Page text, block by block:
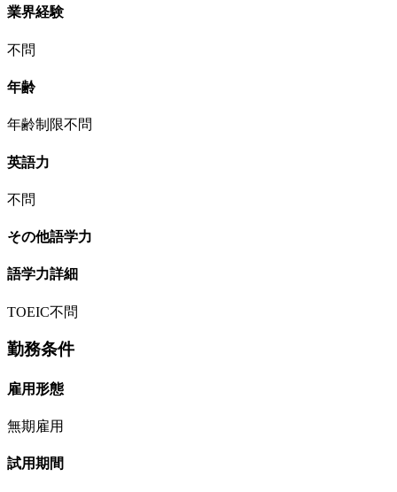
業界経験
不問
年齢
年齢制限不問
英語力
不問
その他語学力
語学力詳細
TOEIC不問
勤務条件
雇用形態
無期雇用
試用期間